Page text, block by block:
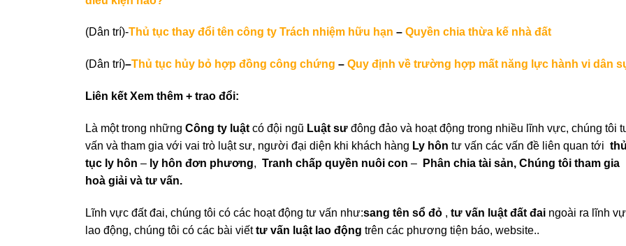
(Dân trí)-Thủ tục thay đổi tên công ty Trách nhiệm hữu hạn – Quyền chia thừa kế nhà đất
(Dân trí)–Thủ tục hủy bỏ hợp đồng công chứng – Quy định về trường hợp mất năng lực hành vi dân
Liên kết Xem thêm + trao đổi:
Là một trong những Công ty luật có đội ngũ Luật sư đông đảo và hoạt động trong nhiều lĩnh vực, chúng tôi
vấn và tham gia với vai trò luật sư, người đại diện khi khách hàng Ly hôn tư vấn các vấn đề liên quan tới thủ
tục ly hôn – ly hôn đơn phương, Tranh chấp quyền nuôi con – Phân chia tài sản, Chúng tôi tham gia
hoà giải và tư vấn.
Lĩnh vực đất đai, chúng tôi có các hoạt động tư vấn như:sang tên sổ đỏ , tư vấn luật đất đai ngoài ra lĩnh
lao động, chúng tôi có các bài viếttư vấn luật lao động trên các phương tiện báo, website..